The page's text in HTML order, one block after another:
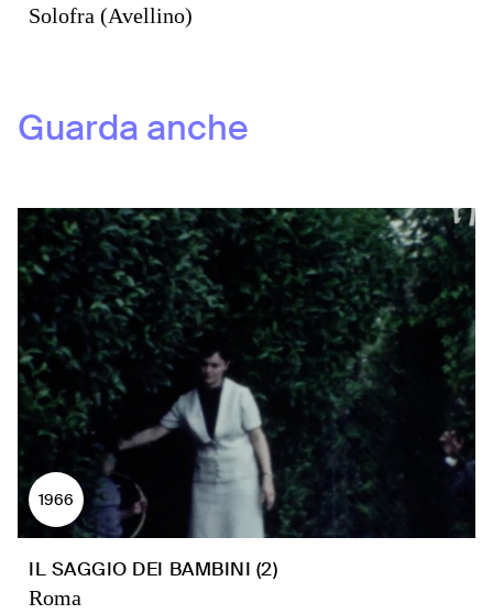
Solofra (Avellino)
Guarda anche
1966
IL SAGGIO DEI BAMBINI (2)
Roma